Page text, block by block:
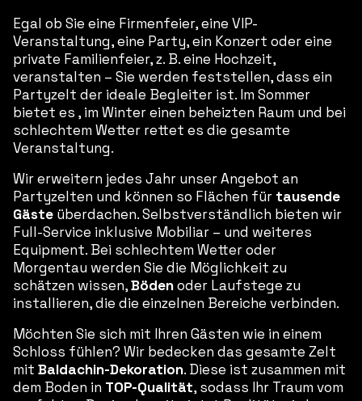
Egal ob Sie eine Firmenfeier, eine VIP-
Veranstaltung, eine Party, ein Konzert oder eine
private Familienfeier, z. B. eine Hochzeit,
veranstalten – Sie werden feststellen, dass ein
Partyzelt der ideale Begleiter ist. Im Sommer
bietet es , im Winter einen beheizten Raum und bei
schlechtem Wetter rettet es die gesamte
Veranstaltung.
Wir erweitern jedes Jahr unser Angebot an
Partyzelten und können so Flächen für tausende
Gäste überdachen. Selbstverständlich bieten wir
Full-Service inklusive Mobiliar – und weiteres
Equipment. Bei schlechtem Wetter oder
Morgentau werden Sie die Möglichkeit zu
schätzen wissen,Bödenoder Laufstege zu
installieren, die die einzelnen Bereiche verbinden.
Möchten Sie sich mit Ihren Gästen wie in einem
Schloss fühlen? Wir bedecken das gesamte Zelt
mit Baldachin-Dekoration. Diese ist zusammen mit
dem Boden in TOP-Qualität, sodass Ihr Traum vom